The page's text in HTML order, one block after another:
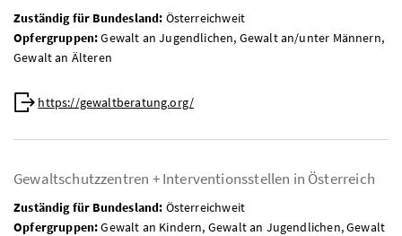
Zuständig für Bundesland: Österreichweit
Opfergruppen:Gewalt an Jugendlichen, Gewalt an/unter Männern,
Gewalt an Älteren
Web:
https://gewaltberatung.org/
Gewaltschutzzentren + Interventionsstellen in Österreich
Zuständig für Bundesland: Österreichweit
Opfergruppen:Gewalt an Kindern, Gewalt an Jugendlichen, Gewalt